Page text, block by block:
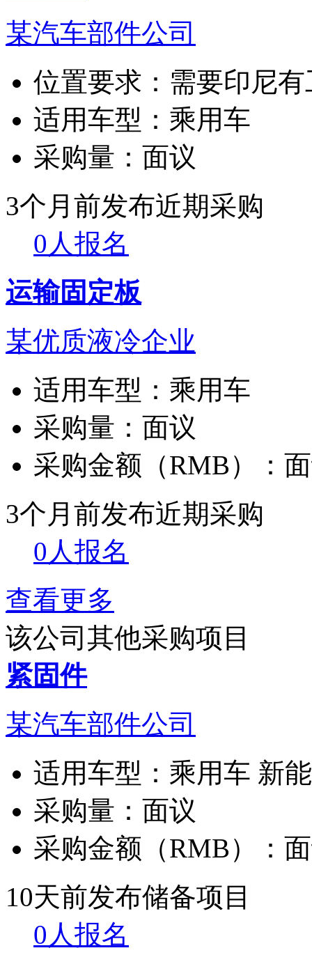
某汽车部件公司
位置要求： 需要印尼
适用车型： 乘用车
采购量： 面议
3个月前发布近期采购
0人报名
运输固定板
某优质液冷企业
适用车型： 乘用车
采购量： 面议
采购金额（RMB）：
3个月前发布近期采购
0人报名
查看更多
该公司其他采购项目
紧固件
某汽车部件公司
适用车型： 乘用车 新
采购量： 面议
采购金额（RMB）：
10天前发布储备项目
0人报名